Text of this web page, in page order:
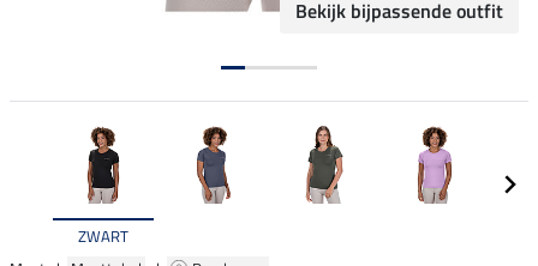
Bekijk bijpassende outfit
ZWART